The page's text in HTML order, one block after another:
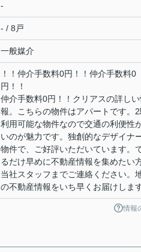
-
- / 8戸
一般媒介
！！仲介手数料0円！！仲介手数料0
円！！
仲介手数料0円！！クリアスの詳し
報。こちらの物件はアパートです。
利用可能な物件なので交通の利便性
いのが魅力です。独創的なデザイナ
物件で、ご好評いただいています。
るだけ早めに不動産情報を集めたい
当社スタッフまでご連絡ください。
の不動産情報をいち早くお届けしま
情報